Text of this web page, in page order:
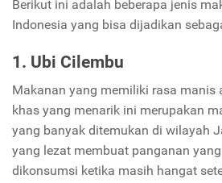
Berikut ini adalah beberapa jenis
Indonesia yang bisa dijadikan
1. Ubi Cilembu
Makanan yang memiliki rasa manis
khas yang menarik ini merupakan
yang banyak ditemukan di wilayah
yang lezat membuat panganan
dikonsumsi ketika masih hangat